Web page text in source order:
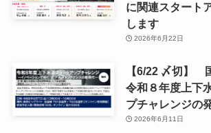
に関連スタート
します
2026年6月22日
【6/22 〆切】
令和８年度上下
プチャレンジの
2026年6月11日